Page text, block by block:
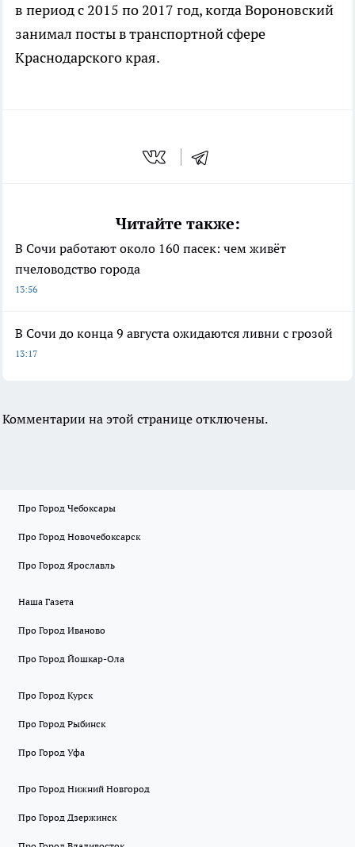
в период с 2015 по 2017 год, когда Вороновский
занимал посты в транспортной сфере
Краснодарского края.
Читайте также:
В Сочи работают около 160 пасек: чем живёт
пчеловодство города
13:56
В Сочи до конца 9 августа ожидаются ливни с грозой
13:17
Комментарии на этой странице отключены.
Про Город Чебоксары
Про Город Новочебоксарск
Про Город Ярославль
Наша Газета
Про Город Иваново
Про Город Йошкар-Ола
Про Город Курск
Про Город Рыбинск
Про Город Уфа
Про Город Нижний Новгород
Про Город Дзержинск